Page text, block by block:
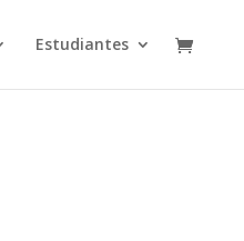
Estudiantes